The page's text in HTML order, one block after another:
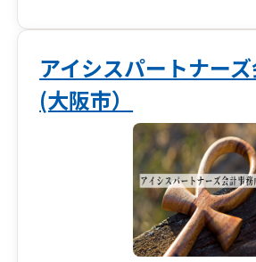
アイシスパートナー
(大阪市）